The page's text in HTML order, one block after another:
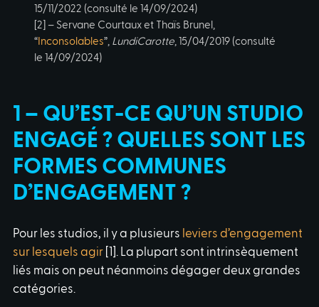
15/11/2022 (consulté le 14/09/2024)
[2] – Servane Courtaux et Thaïs Brunel,
“ Inconsolables”, LundiCarotte , 15/04/2019 (consulté
le 14/09/2024)
1 – QU’EST-CE QU’UN STUDIO
ENGAGÉ ? QUELLES SONT LES
FORMES COMMUNES
D’ENGAGEMENT ?
Pour les studios, il y a plusieurs leviers d’engagement
sur lesquels agir [1]. La plupart sont intrinsèquement
liés mais on peut néanmoins dégager deux grandes
catégories.